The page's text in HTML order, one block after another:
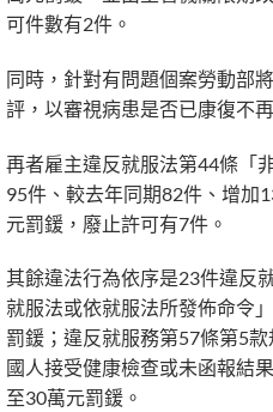
可件數有2件。
同時，針對有問題個案勞動部
評，以審視病患是否已康復不
再者雇主違反就服法第44條「
95件、較去年同期82件、增加
元罰鍰，廢止許可有7件。
其餘違法行為依序是23件違反
就服法或依就服法所發佈命令
罰鍰；違反就服務第57條第5
國人接受健康檢查或未函報結
至30萬元罰鍰。